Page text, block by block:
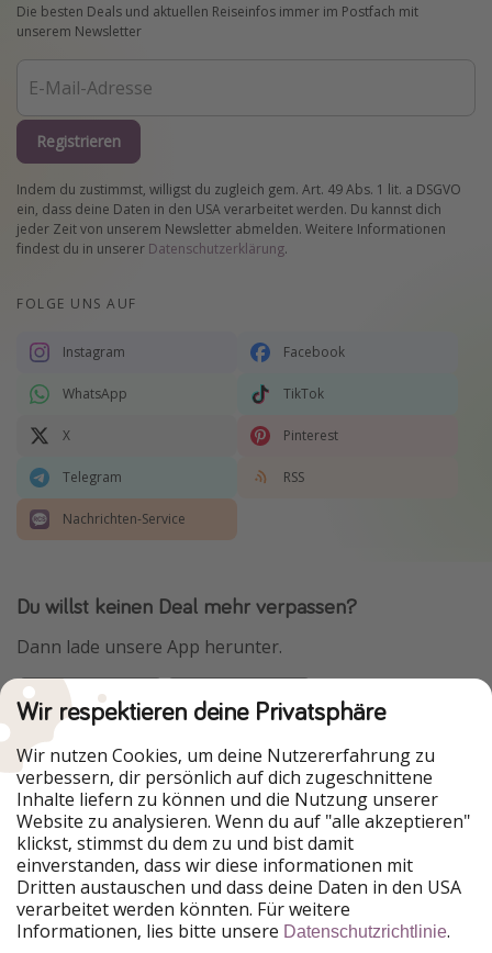
Die besten Deals und aktuellen Reiseinfos immer im Postfach mit
unserem Newsletter
Registrieren
Indem du zustimmst, willigst du zugleich gem. Art. 49 Abs. 1 lit. a DSGVO
ein, dass deine Daten in den USA verarbeitet werden. Du kannst dich
jeder Zeit von unserem Newsletter abmelden. Weitere Informationen
findest du in unserer Datenschutzerklärung.
FOLGE UNS AUF
Instagram Facebook
WhatsApp TikTok
X Pinterest
Telegram RSS
Nachrichten-Service
Du willst keinen Deal mehr verpassen?
Dann lade unsere App herunter.
Urlaubspiraten ist Teil der HolidayPirates Group
Unsere Märkte
PiratinViaggio
HolidayPirates
VakantiePiraten
WakacyjniPiraci
VoyagesPirates
Ferienpiraten
Urlaubspiraten
ViajerosPiratas
TravelPirates
Wir respektieren deine Privatsphäre
Wir nutzen Cookies, um deine Nutzererfahrung zu
verbessern, dir persönlich auf dich zugeschnittene
Inhalte liefern zu können und die Nutzung unserer
Website zu analysieren. Wenn du auf "alle akzeptieren"
klickst, stimmst du dem zu und bist damit
einverstanden, dass wir diese informationen mit
Dritten austauschen und dass deine Daten in den USA
verarbeitet werden könnten. Für weitere
Informationen, lies bitte unsere Datenschutzrichtlinie.